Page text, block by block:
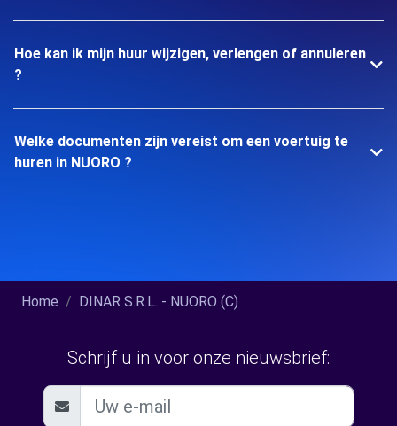
Hoe kan ik mijn huur wijzigen, verlengen of annuleren
?
Welke documenten zijn vereist om een voertuig te
huren in NUORO ?
Home DINAR S.R.L. - NUORO (C)
Schrijf u in voor onze nieuwsbrief: